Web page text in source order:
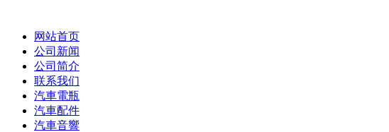
网站首页
公司新闻
公司简介
联系我们
汽車電瓶
汽車配件
汽車音響